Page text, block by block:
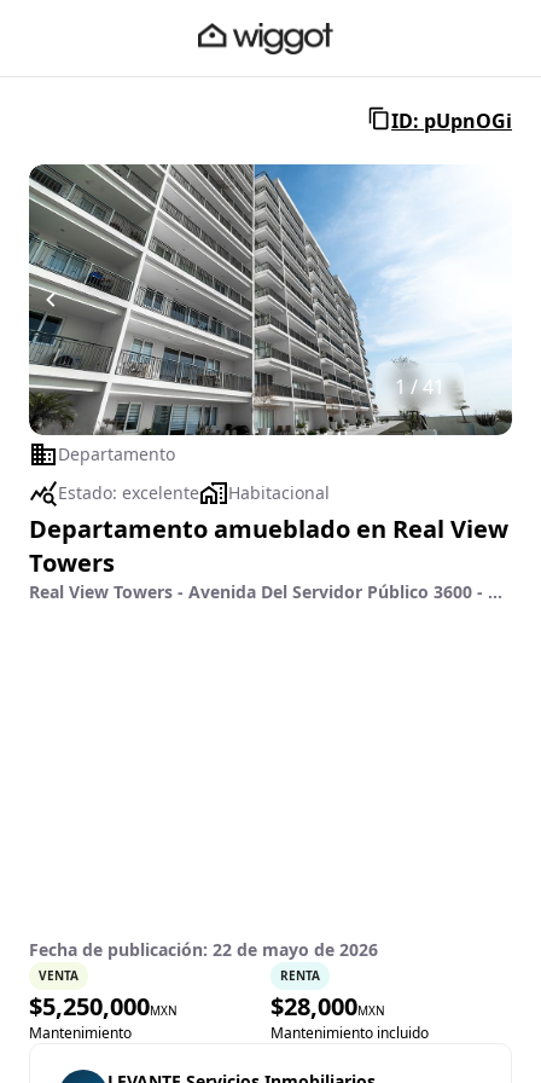
ID: pUpnOGi
1 / 41
Departamento
Estado: excelente Habitacional
Departamento amueblado en Real View
Towers
Real View Towers - Avenida Del Servidor Público 3600 - W-305, Residencial Poniente, Zapopan, Jalisco
Fecha de publicación: 22 de mayo de 2026
VENTA
$5,250,000MXN
Mantenimiento
RENTA
$28,000MXN
Mantenimiento incluido